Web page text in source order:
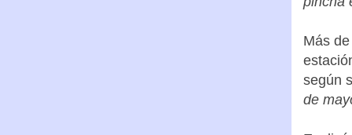
pincha
Más